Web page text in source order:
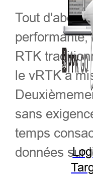
Tout
performante,
RTK
le vRTK a
sans
temps
données sur